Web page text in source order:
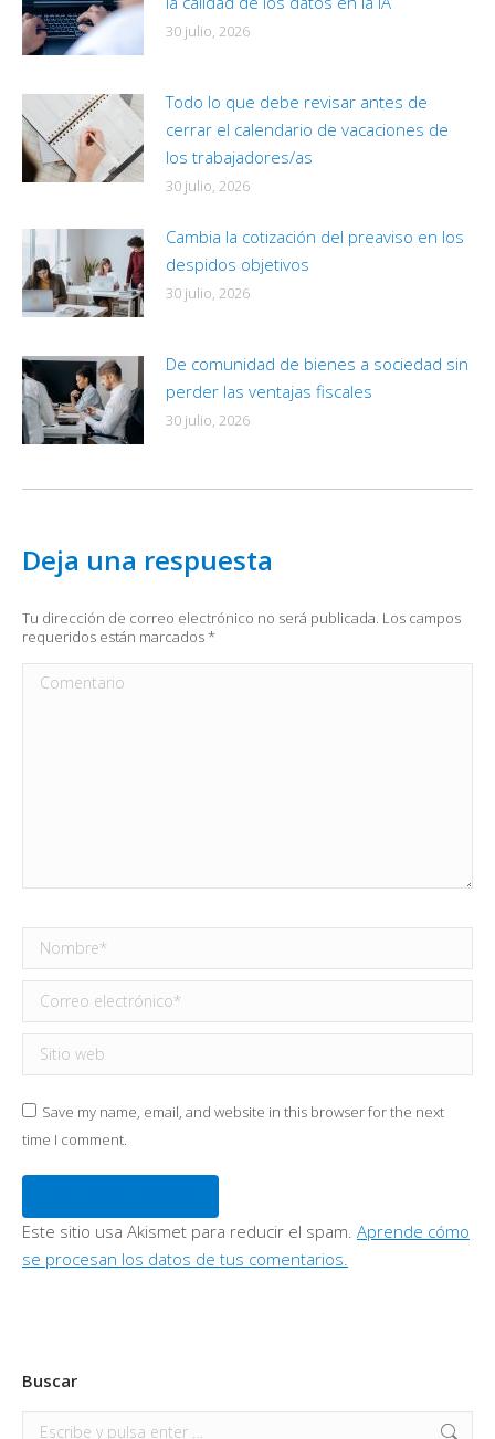
30 julio, 2026
Todo lo que debe revisar antes de
cerrar el calendario de vacaciones de
los trabajadores/as
30 julio, 2026
Cambia la cotización del preaviso en los
despidos objetivos
30 julio, 2026
De comunidad de bienes a sociedad sin
perder las ventajas fiscales
30 julio, 2026
Deja una respuesta
Tu dirección de correo electrónico no será publicada. Los campos
requeridos están marcados*
Comentario
Nombre *
Correo electrónico *
Sitio web
Save my name, email, and website in this browser for the next
time I comment.
Este sitio usa Akismet para reducir el spam. Aprende cómo
se procesan los datos de tus comentarios.
Buscar
Buscar: